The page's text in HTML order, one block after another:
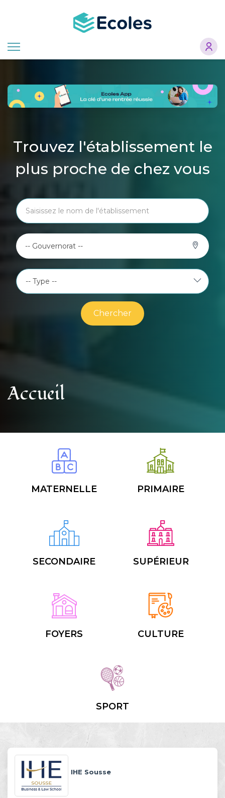
principal
Trouvez l'établissement le
plus proche de chez vous
-- Gouvernorat --
Chercher
Accueil
MATERNELLE PRIMAIRE
SECONDAIRE SUPÉRIEUR
FOYERS CULTURE
SPORT
IHE Sousse